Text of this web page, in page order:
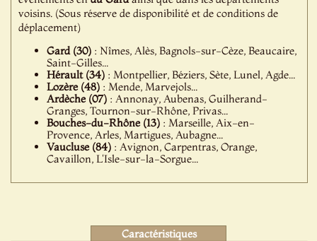
voisins. (Sous réserve de disponibilité et de conditions de
déplacement)
Gard (30) : Nîmes, Alès, Bagnols-sur-Cèze, Beaucaire,
Saint-Gilles...
Hérault (34) : Montpellier, Béziers, Sète, Lunel, Agde...
Lozère (48) : Mende, Marvejols...
Ardèche (07) : Annonay, Aubenas, Guilherand-
Granges, Tournon-sur-Rhône, Privas...
Bouches-du-Rhône (13) : Marseille, Aix-en-
Provence, Arles, Martigues, Aubagne...
Vaucluse (84) : Avignon, Carpentras, Orange,
Cavaillon, L'Isle-sur-la-Sorgue...
Caractéristiques